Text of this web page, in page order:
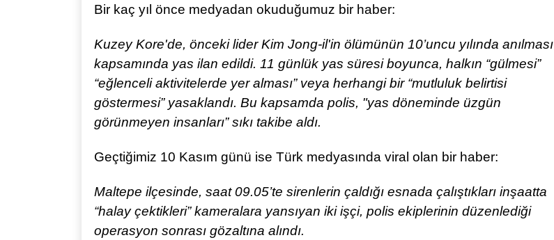
Bir kaç yıl önce medyadan okuduğumuz bir haber:
Kuzey Kore'de, önceki lider Kim Jong-il'in ölümünün 10’uncu yılında anılması
kapsamında yas ilan edildi. 11 günlük yas süresi boyunca, halkın “gülmesi”
“eğlenceli aktivitelerde yer alması” veya herhangi bir “mutluluk belirtisi
göstermesi” yasaklandı. Bu kapsamda polis, "yas döneminde üzgün
görünmeyen insanları” sıkı takibe aldı.
Geçtiğimiz 10 Kasım günü ise Türk medyasında viral olan bir haber:
Maltepe ilçesinde, saat 09.05’te sirenlerin çaldığı esnada çalıştıkları inşaatta
“halay çektikleri” kameralara yansıyan iki işçi, polis ekiplerinin düzenlediği
operasyon sonrası gözaltına alındı.